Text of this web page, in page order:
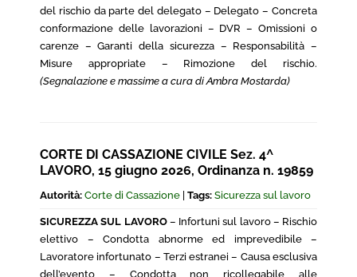
del rischio da parte del delegato – Delegato – Concreta
conformazione delle lavorazioni – DVR – Omissioni o
carenze – Garanti della sicurezza – Responsabilità –
Misure appropriate – Rimozione del rischio.
(Segnalazione e massime a cura di Ambra Mostarda)
CORTE DI CASSAZIONE CIVILE Sez. 4^
LAVORO, 15 giugno 2026, Ordinanza n. 19859
Autorità: Corte di Cassazione Tags: Sicurezza sul lavoro
SICUREZZA SUL LAVORO– Infortuni sul lavoro – Rischio
elettivo – Condotta abnorme ed imprevedibile –
Lavoratore infortunato – Terzi estranei – Causa esclusiva
dell’evento – Condotta non ricollegabile alle